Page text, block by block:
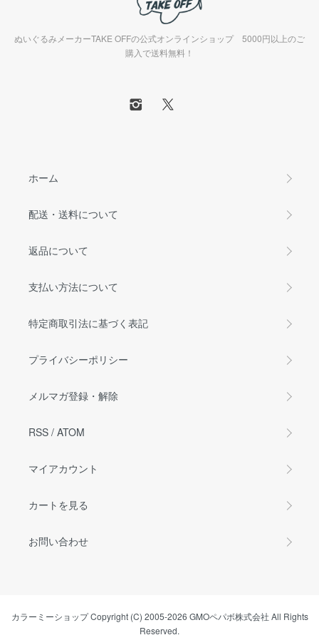
ぬいぐるみメーカーTAKE OFFの公式オンラインショップ 5000円以上のご
購入で送料無料！
ホーム
配送・送料について
返品について
支払い方法について
特定商取引法に基づく表記
プライバシーポリシー
メルマガ登録・解除
RSS / ATOM
マイアカウント
カートを見る
お問い合わせ
カラーミーショップCopyright (C) 2005-2026 GMOペパボ株式会社 All Rights
Reserved.